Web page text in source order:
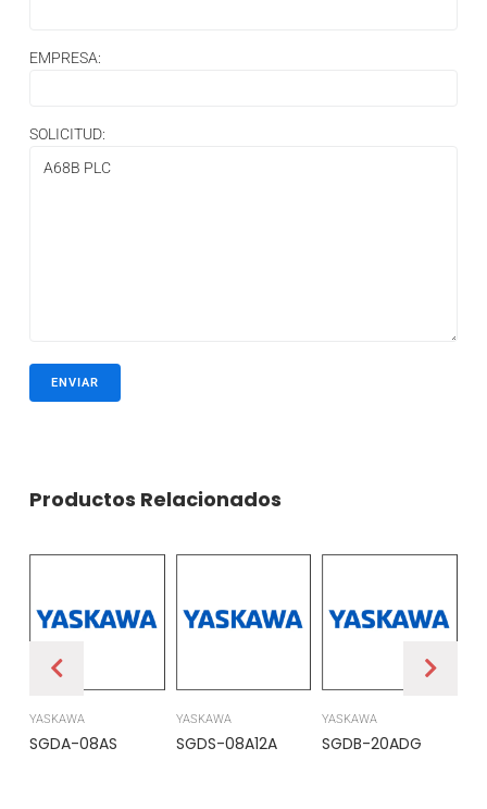
EMPRESA:
SOLICITUD:
Productos Relacionados
YASKAWA
SGDA-08AS
YASKAWA
SGDS-08A12A
YASKAWA
SGDB-20ADG